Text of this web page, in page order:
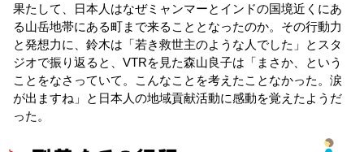
果たして、日本人はなぜミャンマーとインドの国境近くにあ
る山岳地帯にある町まで来ることとなったのか。その行動力
と発想力に、鈴木は「若き救世主のような人でした」とスタ
ジオで振り返ると、VTRを見た森山良子は「まさか、という
ことをなさっていて。こんなことを考えたことなかった。涙
が出ますね」と日本人の地域貢献活動に感動を覚えたようだ
った。